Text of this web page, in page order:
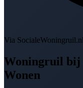
Via SocialeWoningruil.nl
Woningruil bij
Wonen